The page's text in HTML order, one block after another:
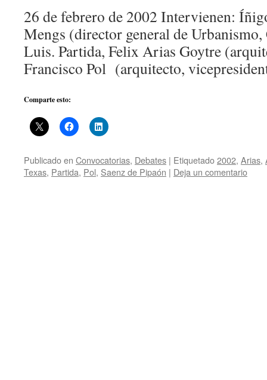
26 de febrero de 2002 Intervienen:
Mengs (director general de
Luis. Partida, Felix Arias Goytre
Francisco Pol (arquitecto,
Comparte esto:
Publicado en Convocatorias, Debates | Etiquetado2002, Arias,
Texas, Partida, Pol, Saenz de Pipaón | Deja un comentario